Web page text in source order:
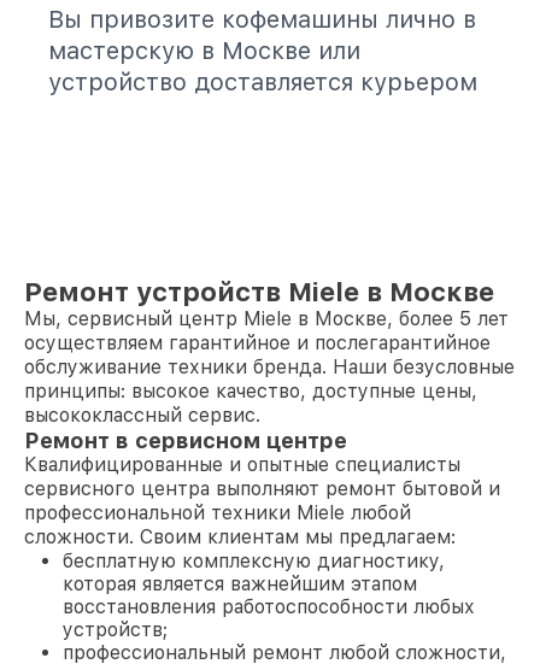
Вы привозите кофемашины лично в
мастерскую в Москве или
устройство доставляется курьером
Ремонт устройств Miele в Москве
Мы, сервисный центр Miele в Москве, более 5 лет
осуществляем гарантийное и послегарантийное
обслуживание техники бренда. Наши безусловные
принципы: высокое качество, доступные цены,
высококлассный сервис.
Ремонт в сервисном центре
Квалифицированные и опытные специалисты
сервисного центра выполняют ремонт бытовой и
профессиональной техники Miele любой
сложности. Своим клиентам мы предлагаем:
бесплатную комплексную диагностику,
которая является важнейшим этапом
восстановления работоспособности любых
устройств;
профессиональный ремонт любой сложности,